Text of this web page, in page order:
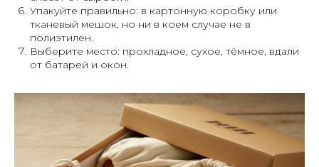
Упакуйте правильно: в картонную коробку или
тканевый мешок, но ни в коем случае не в
полиэтилен.
Выберите место: прохладное, сухое, тёмное, вдали
от батарей и окон.